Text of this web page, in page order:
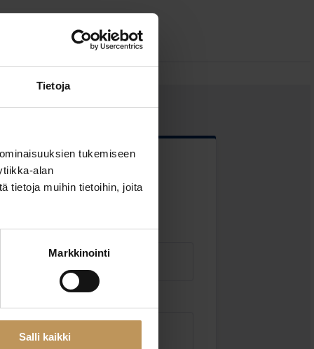
Tietoja
tukemiseen
alan
tietoja muihin tietoihin, joita
Markkinointi
Salli kaikki